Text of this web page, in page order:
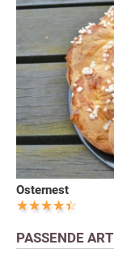
Osternest
PASSENDE